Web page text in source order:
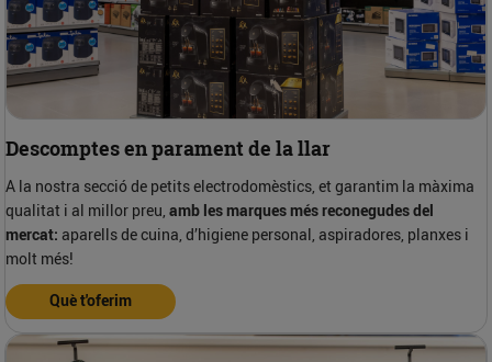
Descomptes en parament de la llar
A la nostra secció de petits electrodomèstics, et garantim la màxima
qualitat i al millor preu, amb les marques més reconegudes del
mercat: aparells de cuina, d’higiene personal, aspiradores, planxes i
molt més!
Què t'oferim